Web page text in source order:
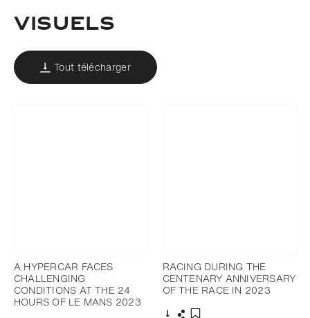
VISUELS
Tout télécharger
A HYPERCAR FACES
CHALLENGING
CONDITIONS AT THE 24
HOURS OF LE MANS 2023
RACING DURING THE
CENTENARY ANNIVERSARY
OF THE RACE IN 2023